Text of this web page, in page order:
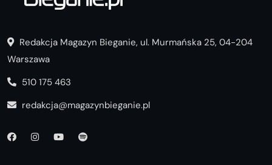
Redakcja Magazyn Bieganie, ul. Murmańska 25, 04-204
Warszawa
510 175 463
redakcja@magazynbieganie.pl